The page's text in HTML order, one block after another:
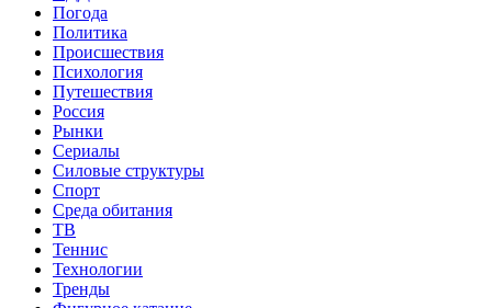
Погода
Политика
Происшествия
Психология
Путешествия
Россия
Рынки
Сериалы
Силовые структуры
Спорт
Среда обитания
ТВ
Теннис
Технологии
Тренды